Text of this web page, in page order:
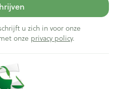
u zich in voor onze
onze privacy policy.